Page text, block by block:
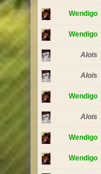
Wendigo
Wendigo
Alois
Alois
Wendigo
Alois
Wendigo
Wendigo